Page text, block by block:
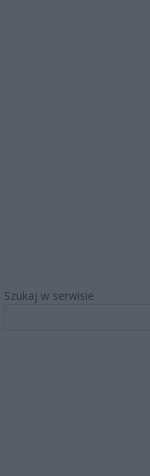
Szukaj w serwisie